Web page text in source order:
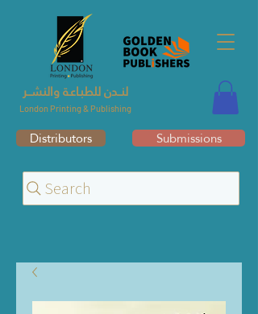
لنــدن للطبـاعـة والنشــر
London Printing & Publishing
Distributors Submissions
Search